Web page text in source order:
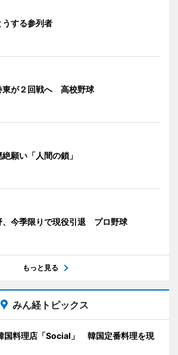
うする参列者
東が２回戦へ 高校野球
絶願い「人間の鎖」
、今季限りで現役引退 プロ野球
もっと見る
みん経トピックス
国料理店「Social」 韓国定番料理を現